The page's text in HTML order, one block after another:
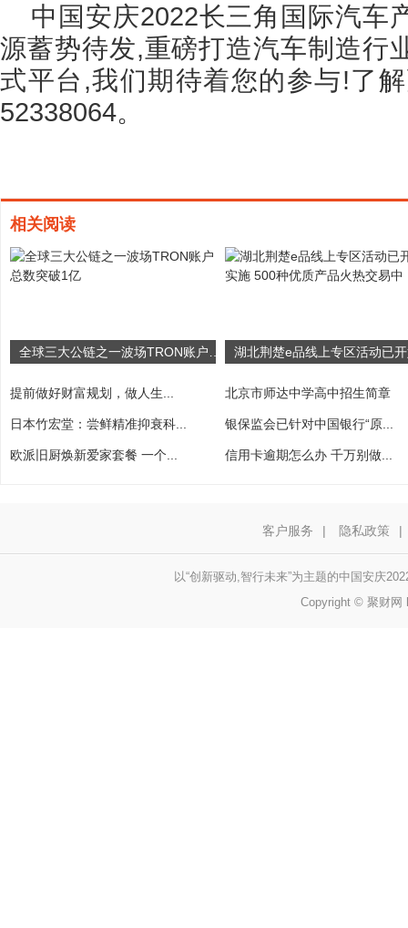
中国安庆2022长三角国际汽车
源蓄势待发,重磅打造汽车制造行
式平台,我们期待着您的参与!了
52338064。
相关阅读
​提前做好财富规划，做人生... 北京市师达中学高中招生简章
日本竹宏堂：尝鲜精准抑衰科... 银保监会已针对中国银行“原...
欧派旧厨焕新爱家套餐 一个... 信用卡逾期怎么办 千万别做...
客户服务 | 隐私政策 |
以“创新驱动,智行未来”为主题的中国安庆
Copyright © 聚财网